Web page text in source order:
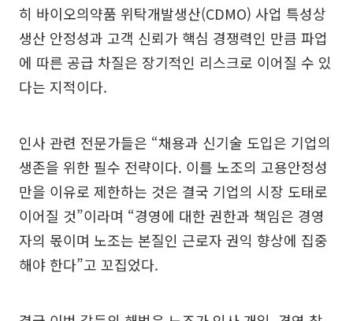
히 바이오의약품 위탁개발생산(CDMO) 사업 특성상
생산 안정성과 고객 신뢰가 핵심 경쟁력인 만큼 파업
에 따른 공급 차질은 장기적인 리스크로 이어질 수 있
다는 지적이다.
인사 관련 전문가들은 “채용과 신기술 도입은 기업의
생존을 위한 필수 전략이다. 이를 노조의 고용안정성
만을 이유로 제한하는 것은 결국 기업의 시장 도태로
이어질 것”이라며 “경영에 대한 권한과 책임은 경영
자의 몫이며 노조는 본질인 근로자 권익 향상에 집중
해야 한다”고 꼬집었다.